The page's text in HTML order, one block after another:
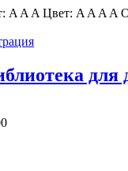
A A A Цвет: A A A A
для